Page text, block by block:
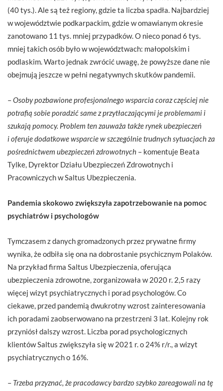
(40 tys.). Ale są też regiony, gdzie ta liczba spadła. Najbardziej
w województwie podkarpackim, gdzie w omawianym okresie
zanotowano 11 tys. mniej przypadków. O nieco ponad 6 tys.
mniej takich osób było w województwach: małopolskim i
podlaskim. Warto jednak zwrócić uwagę, że powyższe dane nie
obejmują jeszcze w pełni negatywnych skutków pandemii.
–Osoby pozbawione profesjonalnego wsparcia coraz częściej nie
potrafią sobie poradzić same z przytłaczającymi je problemami i
szukają pomocy. Problem ten zauważa także rynek ubezpieczeń
i oferuje dodatkowe wsparcie w szczególnie trudnych sytuacjach za
pośrednictwem ubezpieczeń zdrowotnych – komentuje Beata
Tylke, Dyrektor Działu Ubezpieczeń Zdrowotnych i
Pracowniczych w Saltus Ubezpieczenia.
Pandemia skokowo zwiększyła zapotrzebowanie na pomoc
psychiatrów i psychologów
Tymczasem z danych gromadzonych przez prywatne firmy
wynika, że odbiła się ona na dobrostanie psychicznym Polaków.
Na przykład firma Saltus Ubezpieczenia, oferująca
ubezpieczenia zdrowotne, zorganizowała w 2020 r. 2,5 razy
więcej wizyt psychiatrycznych i porad psychologów. Co
ciekawe, przed pandemią dwukrotny wzrost zainteresowania
ich poradami zaobserwowano na przestrzeni 3 lat. Kolejny rok
przyniósł dalszy wzrost. Liczba porad psychologicznych
klientów Saltus zwiększyła się w 2021 r. o 24% r/r., a wizyt
psychiatrycznych o 16%.
– Trzeba przyznać, że pracodawcy bardzo szybko zareagowali na tę